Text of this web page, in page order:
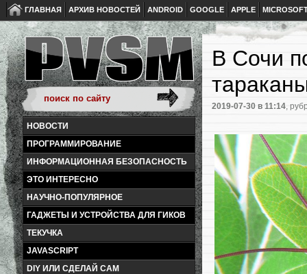
ГЛАВНАЯ АРХИВ НОВОСТЕЙ ANDROID GOOGLE APPLE
НОВОСТИ
ПРОГРАММИРОВАНИЕ
ИНФОРМАЦИОННАЯ БЕЗОПАСНОСТЬ
ЭТО ИНТЕРЕСНО
НАУЧНО-ПОПУЛЯРНОЕ
ГАДЖЕТЫ И УСТРОЙСТВА ДЛЯ ГИКОВ
ТЕКУЧКА
JAVASCRIPT
DIY ИЛИ СДЕЛАЙ САМ
В Сочи
2019-07-30 в 11:14,